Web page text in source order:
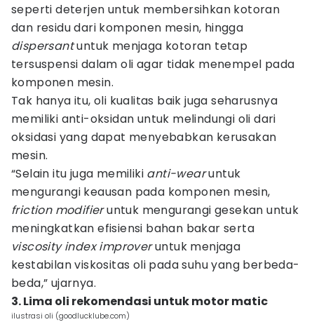
seperti deterjen untuk membersihkan kotoran
dan residu dari komponen mesin, hingga
dispersantuntuk menjaga kotoran tetap
tersuspensi dalam oli agar tidak menempel pada
komponen mesin.
Tak hanya itu, oli kualitas baik juga seharusnya
memiliki anti-oksidan untuk melindungi oli dari
oksidasi yang dapat menyebabkan kerusakan
mesin.
“Selain itu juga memiliki anti-wearuntuk
mengurangi keausan pada komponen mesin,
friction modifieruntuk mengurangi gesekan untuk
meningkatkan efisiensi bahan bakar serta
viscosity index improveruntuk menjaga
kestabilan viskositas oli pada suhu yang berbeda-
beda,” ujarnya.
3. Lima oli rekomendasi untuk motor matic
ilustrasi oli (goodlucklube.com)